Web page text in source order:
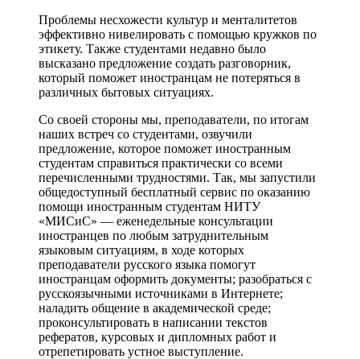
Проблемы несхожести культур и менталитетов
эффективно нивелировать с помощью кружков по
этикету. Также студентами недавно было
высказано предложение создать разговорник,
который поможет иностранцам не потеряться в
различных бытовых ситуациях.
Со своей стороны мы, преподаватели, по итогам
наших встреч со студентами, озвучили
предложение, которое поможет иностранным
студентам справиться практически со всеми
перечисленными трудностями. Так, мы запустили
общедоступный бесплатный сервис по оказанию
помощи иностранным студентам НИТУ
«МИСиС» — еженедельные консультации
иностранцев по любым затруднительным
языковым ситуациям, в ходе которых
преподаватели русского языка помогут
иностранцам оформить документы; разобраться с
русскоязычными источниками в Интернете;
наладить общение в академической среде;
проконсультировать в написании текстов
рефератов, курсовых и дипломных работ и
отрепетировать устное выступление.